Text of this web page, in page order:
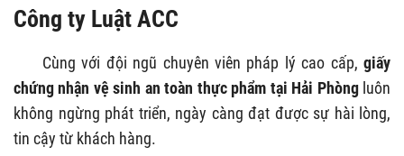
Công ty Luật ACC
Cùng với đội ngũ chuyên viên pháp lý cao cấp, giấy
chứng nhận vệ sinh an toàn thực phẩm tại Hải Phòngluôn
không ngừng phát triển, ngày càng đạt được sự hài lòng,
tin cậy từ khách hàng.